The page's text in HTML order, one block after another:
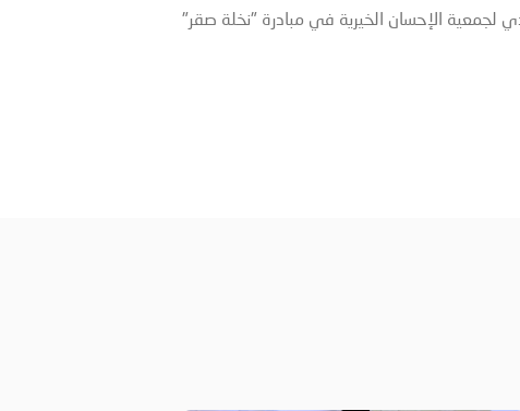
لجمعية الإحسان الخيرية في مبادرة "نخلة صقر"